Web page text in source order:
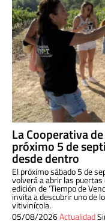
La Cooperativa
próximo 5 de
desde dentro
El próximo sábado 5 de
volverá a abrir las
edición de ‘Tiempo de
invita a descubrir uno de
vitivinícola.
05/08/2026Actualidad